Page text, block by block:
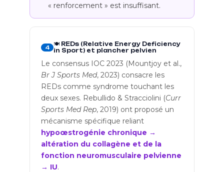
« renforcement » est insuffisant.
4
🍽️ REDs (Relative Energy Deficiency
in Sport) et plancher pelvien
Le consensus IOC 2023 (Mountjoy et al.,
Br J Sports Med, 2023) consacre les
REDs comme syndrome touchant les
deux sexes. Rebullido & Stracciolini (Curr
Sports Med Rep, 2019) ont proposé un
mécanisme spécifique reliant
hypoœstrogénie chronique →
altération du collagène et de la
fonction neuromusculaire pelvienne
→ IU.